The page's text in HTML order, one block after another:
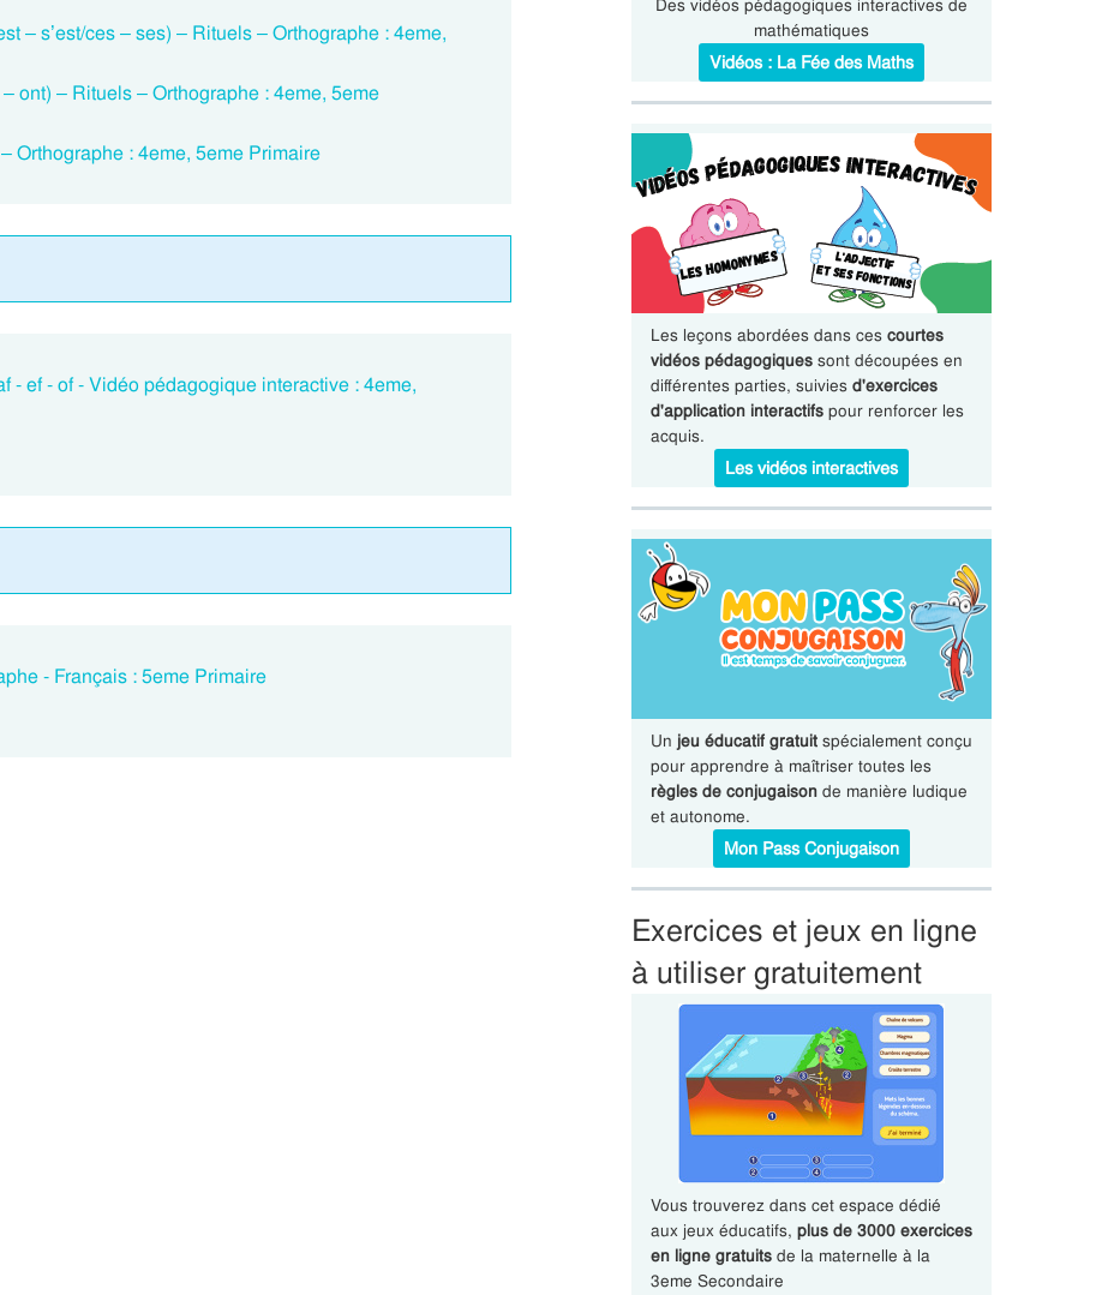
– s’est/ces – ses) – Rituels – Orthographe : 4eme,
ont) – Rituels – Orthographe : 4eme, 5eme
Orthographe : 4eme, 5eme Primaire
- ef - of - Vidéo pédagogique interactive : 4eme,
- Français : 5eme Primaire
Des vidéos pédagogiques interactives de
mathématiques
Vidéos : La Fée des Maths
Les leçons abordées dans ces courtes
vidéos pédagogiquessont découpées en
différentes parties, suivies d'exercices
d'application interactifspour renforcer les
acquis.
Les vidéos interactives
Un jeu éducatif gratuitspécialement conçu
pour apprendre à maîtriser toutes les
règles de conjugaisonde manière ludique
et autonome.
Mon Pass Conjugaison
Exercices et jeux en ligne
à utiliser gratuitement
Vous trouverez dans cet espace dédié
aux jeux éducatifs, plus de 3000 exercices
en ligne gratuitsde la maternelle à la
3eme Secondaire